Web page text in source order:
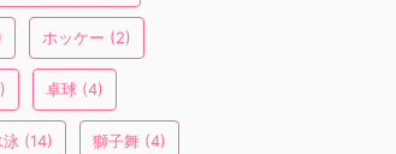
ホッケー (2)
卓球 (4)
泳 (14) 獅子舞 (4)